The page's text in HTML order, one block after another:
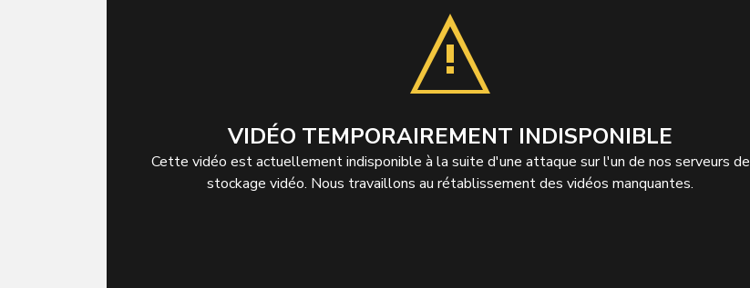
VIDÉO TEMPORAIREMENT INDISPONIBLE
Cette vidéo est actuellement indisponible à la suite d'une attaque sur l'un de nos serveurs de
stockage vidéo. Nous travaillons au rétablissement des vidéos manquantes.